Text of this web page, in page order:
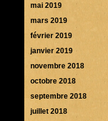
mai 2019
mars 2019
février 2019
janvier 2019
novembre 2018
octobre 2018
septembre 2018
juillet 2018